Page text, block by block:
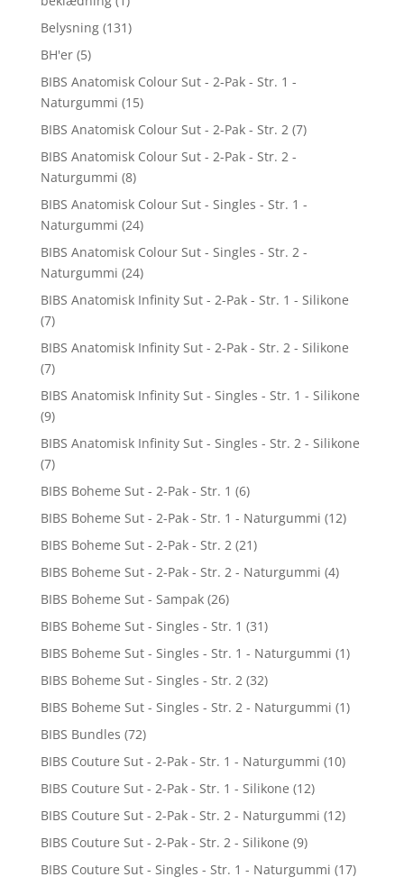
Belysning (131)
BH'er (5)
BIBS Anatomisk Colour Sut - 2-Pak - Str. 1 -
Naturgummi (15)
BIBS Anatomisk Colour Sut - 2-Pak - Str. 2 (7)
BIBS Anatomisk Colour Sut - 2-Pak - Str. 2 -
Naturgummi (8)
BIBS Anatomisk Colour Sut - Singles - Str. 1 -
Naturgummi (24)
BIBS Anatomisk Colour Sut - Singles - Str. 2 -
Naturgummi (24)
BIBS Anatomisk Infinity Sut - 2-Pak - Str. 1 - Silikone
(7)
BIBS Anatomisk Infinity Sut - 2-Pak - Str. 2 - Silikone
(7)
BIBS Anatomisk Infinity Sut - Singles - Str. 1 - Silikone
(9)
BIBS Anatomisk Infinity Sut - Singles - Str. 2 - Silikone
(7)
BIBS Boheme Sut - 2-Pak - Str. 1 (6)
BIBS Boheme Sut - 2-Pak - Str. 1 - Naturgummi (12)
BIBS Boheme Sut - 2-Pak - Str. 2 (21)
BIBS Boheme Sut - 2-Pak - Str. 2 - Naturgummi (4)
BIBS Boheme Sut - Sampak (26)
BIBS Boheme Sut - Singles - Str. 1 (31)
BIBS Boheme Sut - Singles - Str. 1 - Naturgummi (1)
BIBS Boheme Sut - Singles - Str. 2 (32)
BIBS Boheme Sut - Singles - Str. 2 - Naturgummi (1)
BIBS Bundles (72)
BIBS Couture Sut - 2-Pak - Str. 1 - Naturgummi (10)
BIBS Couture Sut - 2-Pak - Str. 1 - Silikone (12)
BIBS Couture Sut - 2-Pak - Str. 2 - Naturgummi (12)
BIBS Couture Sut - 2-Pak - Str. 2 - Silikone (9)
BIBS Couture Sut - Singles - Str. 1 - Naturgummi (17)